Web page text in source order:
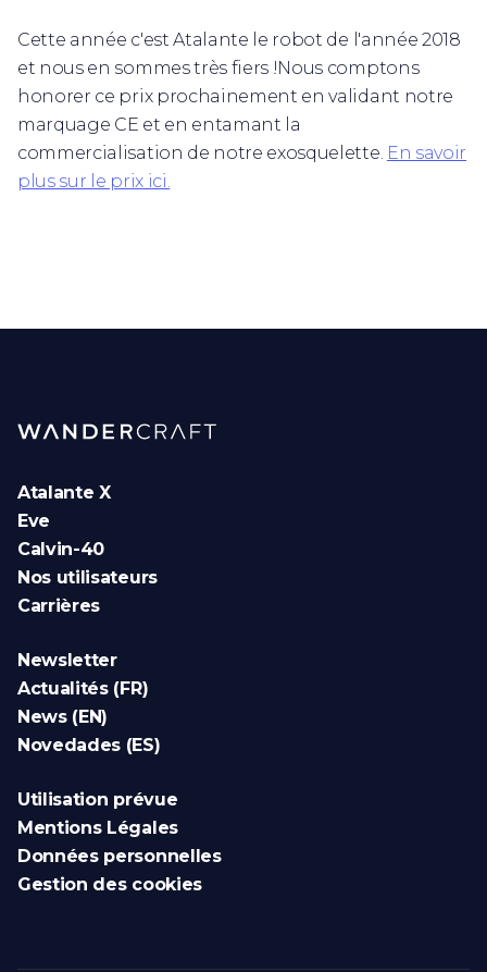
Cette année c'est Atalante le robot de l'année 2018
et nous en sommes très fiers !Nous comptons
honorer ce prix prochainement en validant notre
marquage CE et en entamant la
commercialisation de notre exosquelette. En savoir
plus sur le prix ici.
Atalante X
Eve
Calvin-40
Nos utilisateurs
Carrières
Newsletter
Actualités (FR)
News (EN)
Novedades (ES)
Utilisation prévue
Mentions Légales
Données personnelles
Gestion des cookies